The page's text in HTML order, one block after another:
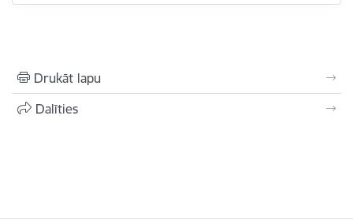
Drukāt lapu
Dalīties